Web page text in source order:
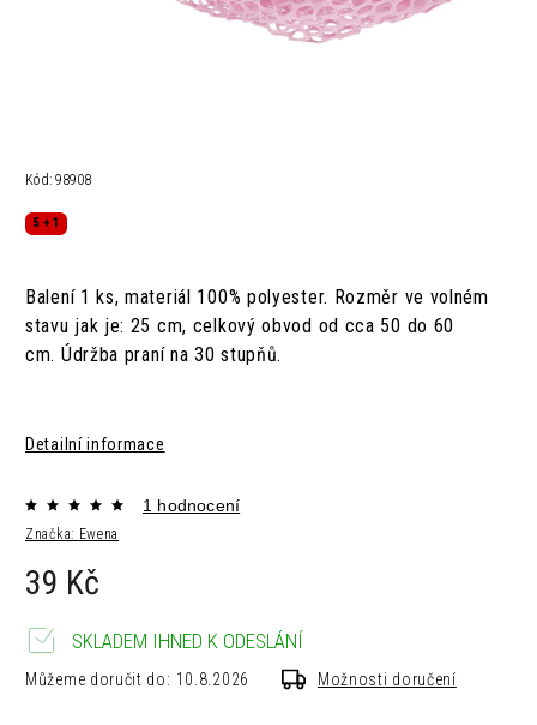
Kód: 98908
5 + 1
Balení 1 ks, materiál 100% polyester. Rozměr ve volném
stavu jak je: 25 cm, celkový obvod od cca 50 do 60
cm. Údržba praní na 30 stupňů.
Detailní informace
Značka: Ewena
1 hodnocení
39 Kč
SKLADEM IHNED K ODESLÁNÍ
Můžeme doručit do: 10.8.2026 Možnosti doručení